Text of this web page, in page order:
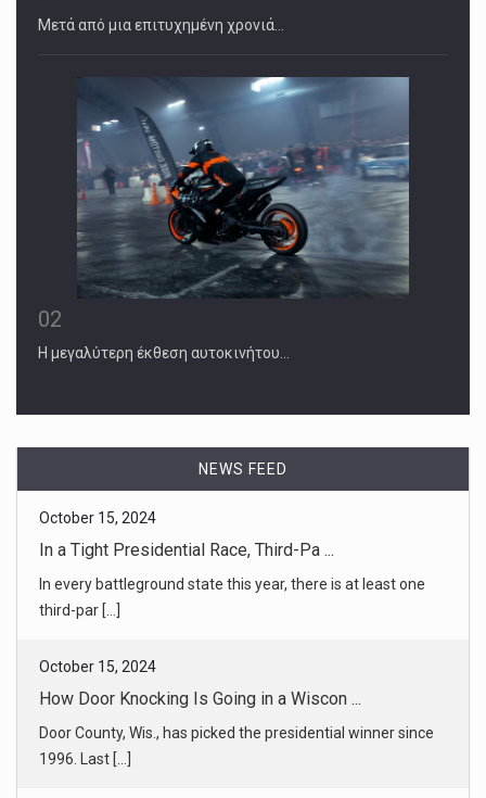
Μετά από μια επιτυχημένη χρονιά…
02
Η μεγαλύτερη έκθεση αυτοκινήτου…
NEWS FEED
October 15, 2024
How Door Knocking Is Going in a Wiscon ...
Door County, Wis., has picked the presidential winner since
1996. Last [...]
October 14, 2024
Harris Campaign Unveils Policy Agenda ...
The vice president released a plan to help Black men
financially, held [...]